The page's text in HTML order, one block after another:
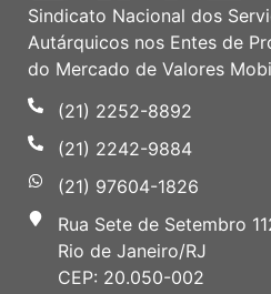
Sindicato Nacional dos
Autárquicos nos Entes de
do Mercado de Valores
(21) 2252-8892
(21) 2242-9884
(21) 97604-1826
Rua Sete de Setembro
Rio de Janeiro/RJ
CEP: 20.050-002